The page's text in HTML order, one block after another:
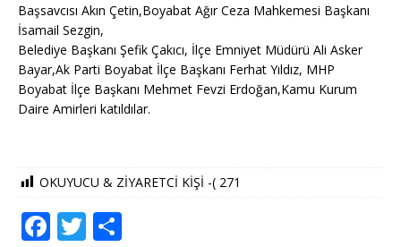
Başsavcısı Akın Çetin,Boyabat Ağır Ceza Mahkemesi Başkanı
İsamail Sezgin,
Belediye Başkanı Şefik Çakıcı, İlçe Emniyet Müdürü Ali Asker
Bayar,Ak Parti Boyabat İlçe Başkanı Ferhat Yıldız, MHP
Boyabat İlçe Başkanı Mehmet Fevzi Erdoğan,Kamu Kurum
Daire Amirleri katıldılar.
OKUYUCU & ZİYARETCİ KİŞİ -( 271
F T